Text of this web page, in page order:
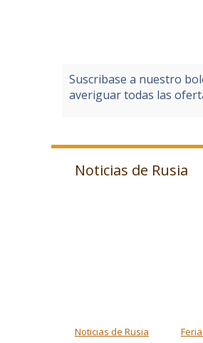
Suscribase a nuestro
averiguar todas las
Noticias de Rusia
Noticias de Rusia